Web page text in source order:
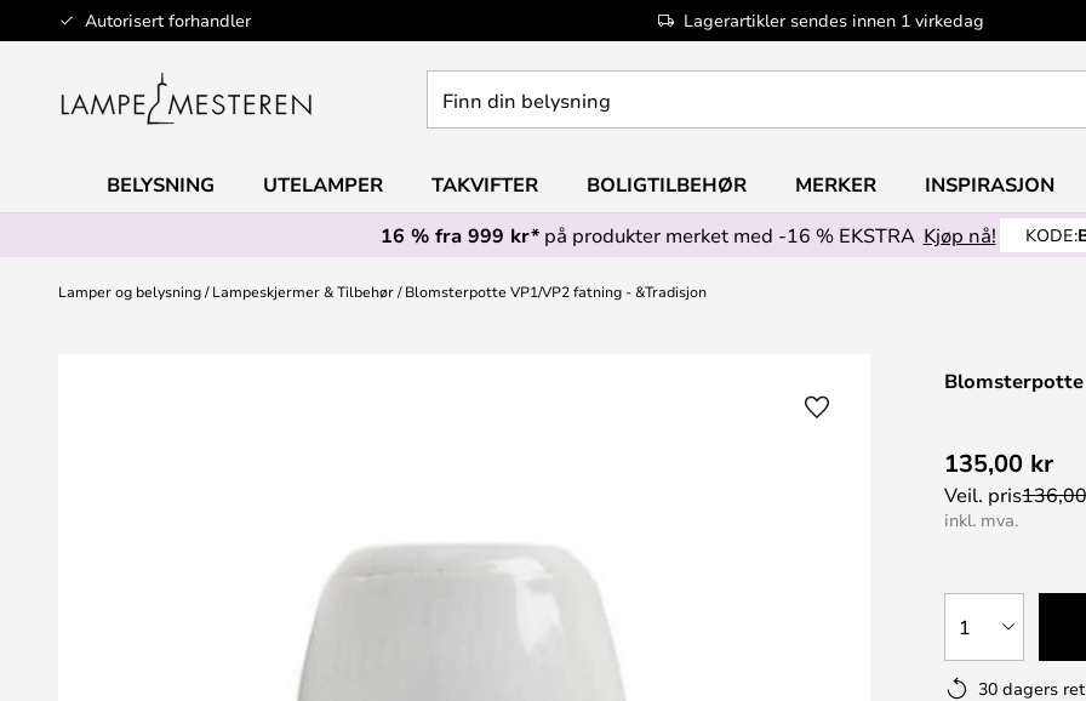
Autorisert forhandler Lagerartikler sendes innen 1 virkedag
Hopp
til
din
BELYSNING UTELAMPER TAKVIFTER BOLIGTILBEHØR MERKER
INSPIRASJON
16 % fra 999 kr*på produkter merket med -16 % EKSTRA Kjøp nå! KODE:
Lamper og belysning Lampeskjermer & Tilbehør Blomsterpotte VP1/VP2 fatning - &Tradisjon
135,00 kr
Veil. pris
inkl. mva.
1
30 dagers